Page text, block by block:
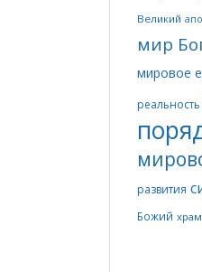
Великий
мир
мировое
реальность
развития
Божий